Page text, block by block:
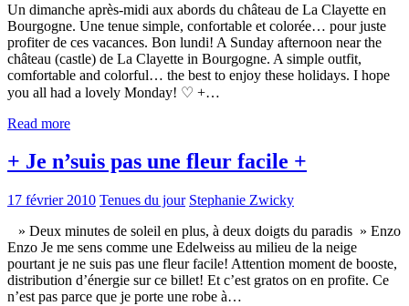
Un dimanche après-midi aux abords du château de La Clayette en
Bourgogne. Une tenue simple, confortable et colorée… pour juste
profiter de ces vacances. Bon lundi! A Sunday afternoon near the
château (castle) de La Clayette in Bourgogne. A simple outfit,
comfortable and colorful… the best to enjoy these holidays. I hope
you all had a lovely Monday! ♡ +…
Read more
+ Je n’suis pas une fleur facile +
17 février 2010 Tenues du jour Stephanie Zwicky
» Deux minutes de soleil en plus, à deux doigts du paradis » Enzo
Enzo Je me sens comme une Edelweiss au milieu de la neige
pourtant je ne suis pas une fleur facile! Attention moment de booste,
distribution d’énergie sur ce billet! Et c’est gratos on en profite. Ce
n’est pas parce que je porte une robe à…